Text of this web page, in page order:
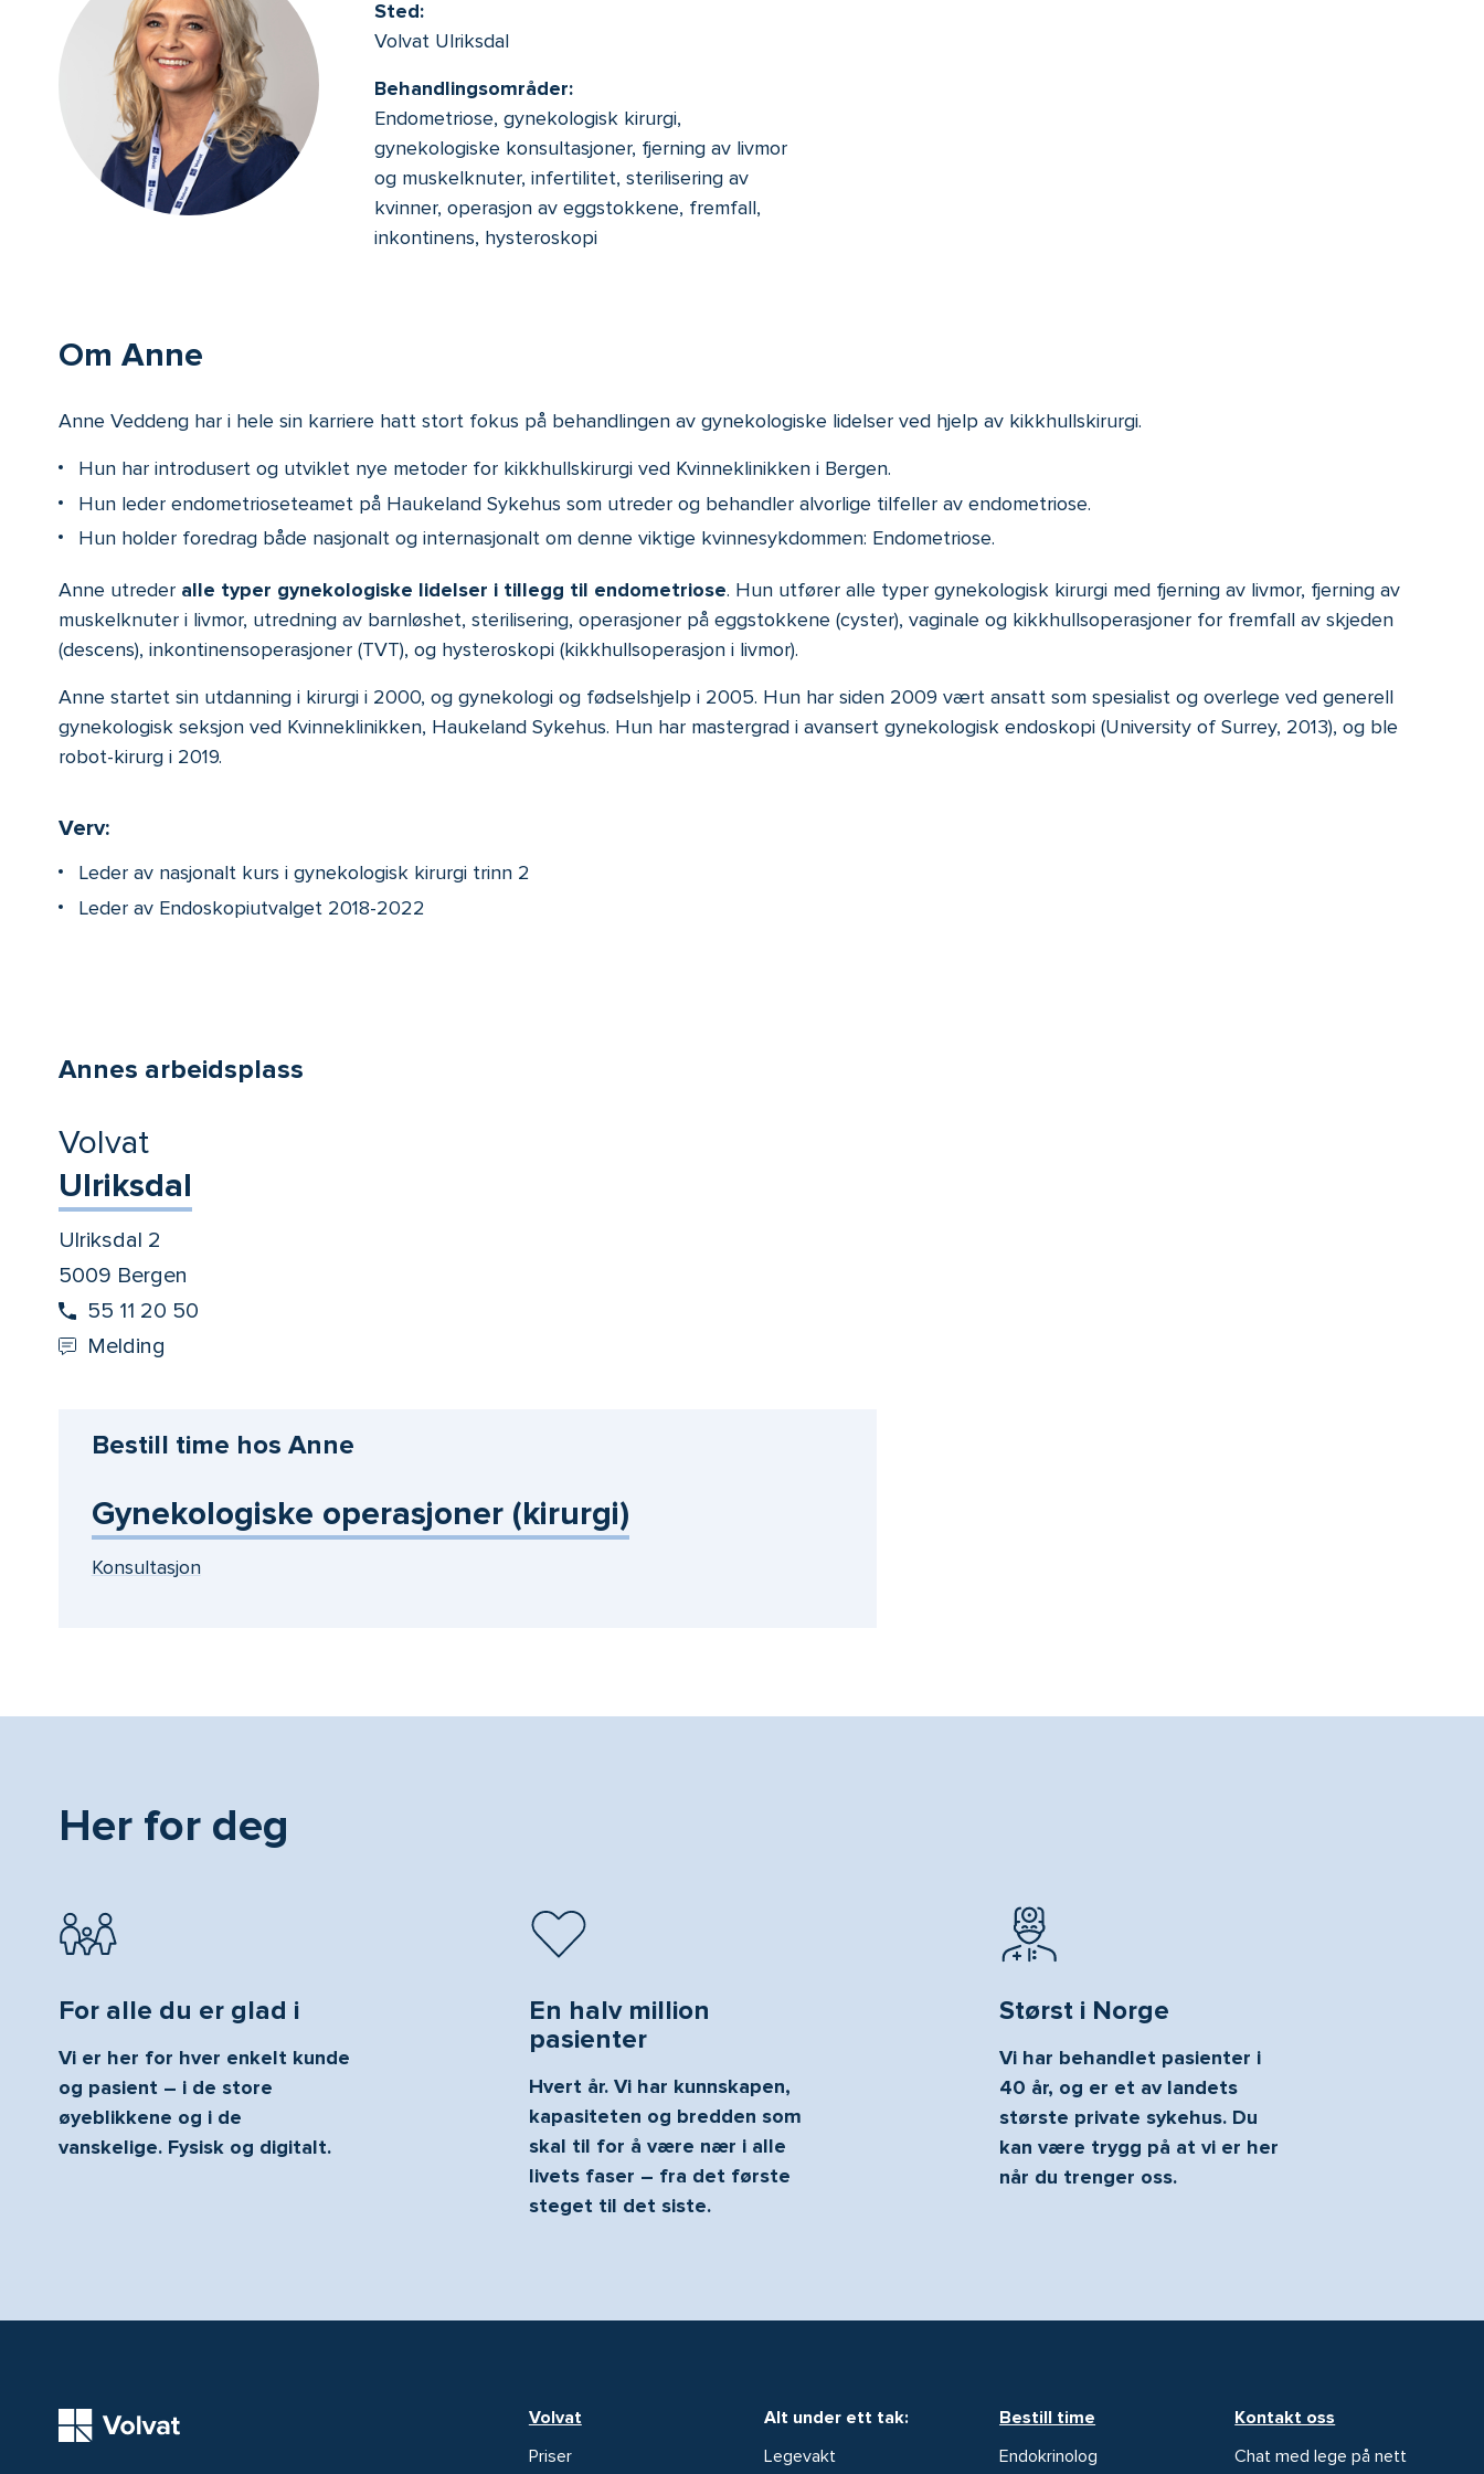
Sted:
Volvat Ulriksdal
Behandlingsområder:
Endometriose, gynekologisk kirurgi,
gynekologiske konsultasjoner, fjerning av livmor
og muskelknuter, infertilitet, sterilisering av
kvinner, operasjon av eggstokkene, fremfall,
inkontinens, hysteroskopi
Om Anne
Anne Veddeng har i hele sin karriere hatt stort fokus på behandlingen av gynekologiske lidelser ved hjelp av kikkhullskirurgi.
Hun har introdusert og utviklet nye metoder for kikkhullskirurgi ved Kvinneklinikken i Bergen.
Hun leder endometrioseteamet på Haukeland Sykehus som utreder og behandler alvorlige tilfeller av endometriose.
Hun holder foredrag både nasjonalt og internasjonalt om denne viktige kvinnesykdommen: Endometriose.
Anne utrederalle typer gynekologiske lidelser i tillegg til endometriose. Hun utfører alle typer gynekologisk kirurgi med fjerning av livmor, fjerning av
muskelknuter i livmor, utredning av barnløshet, sterilisering, operasjoner på eggstokkene (cyster), vaginale og kikkhullsoperasjoner for fremfall av skjeden
(descens), inkontinensoperasjoner (TVT), og hysteroskopi (kikkhullsoperasjon i livmor).
Anne startet sin utdanning i kirurgi i 2000, og gynekologi og fødselshjelp i 2005. Hun har siden 2009 vært ansatt som spesialist og overlege ved generell
gynekologisk seksjon ved Kvinneklinikken, Haukeland Sykehus. Hun har mastergrad i avansert gynekologisk endoskopi (University of Surrey, 2013), og ble
robot-kirurg i 2019.
Verv:
Leder av nasjonalt kurs i gynekologisk kirurgi trinn 2
Leder av Endoskopiutvalget 2018-2022
Annes arbeidsplass
Volvat
Ulriksdal
Ulriksdal 2
5009 Bergen
55 11 20 50
Melding
Bestill time hos Anne
Gynekologiske operasjoner (kirurgi)
Konsultasjon
Her for deg
For alle du er glad i
Vi er her for hver enkelt kunde
og pasient – i de store
øyeblikkene og i de
vanskelige. Fysisk og digitalt.
En halv million
pasienter
Hvert år. Vi har kunnskapen,
kapasiteten og bredden som
skal til for å være nær i alle
livets faser – fra det første
steget til det siste.
Størst i Norge
Vi har behandlet pasienter i
40 år, og er et av landets
største private sykehus. Du
kan være trygg på at vi er her
når du trenger oss.
Volvat
Priser
Alt under ett tak:
Legevakt
Bestill time
Endokrinolog
Kontakt oss
Chat med lege på nett